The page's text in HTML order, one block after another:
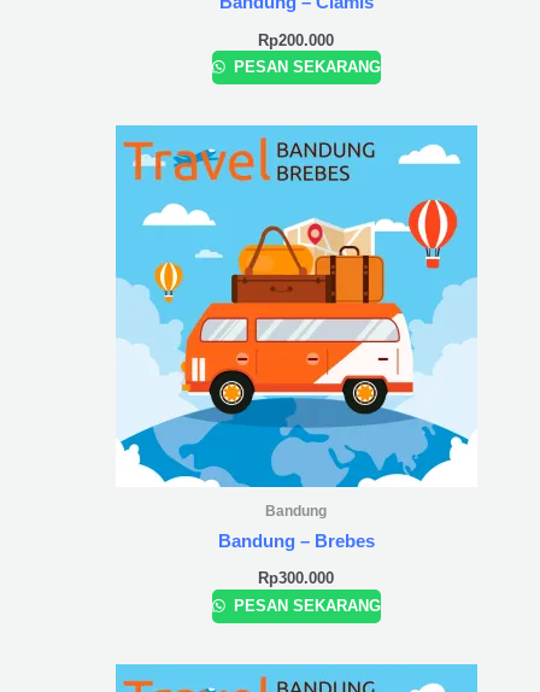
Rp200.000
PESAN SEKARANG
Bandung
Bandung – Brebes
Rp300.000
PESAN SEKARANG